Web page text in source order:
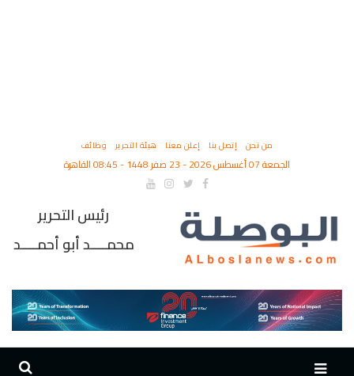
من نحن إتصل بنا إعلن معنا هيئة التحرير وظائف
الجمعة 07 أغسطس 2026 - 23 صفر 1448 - 08:45 القاهرة
رئيس التحرير
محمــــد أبو أحمــــد